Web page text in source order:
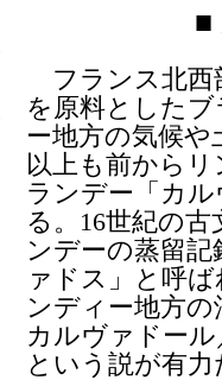
■
フランス北西
を原料とした
ー地方の気候
以上も前から
ランデー「カ
る。16世紀の
ンデーの蒸留
ァドス」と呼
ンディー地方
カルヴァドール
という説が有力